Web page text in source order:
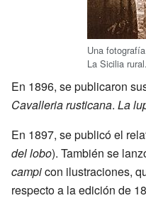
Una
La Sicilia rural.
En 1896, se publicaron
Cavalleria rusticana. La
En 1897, se publicó el
del lobo). También se
campicon ilustraciones,
respecto a la edición de